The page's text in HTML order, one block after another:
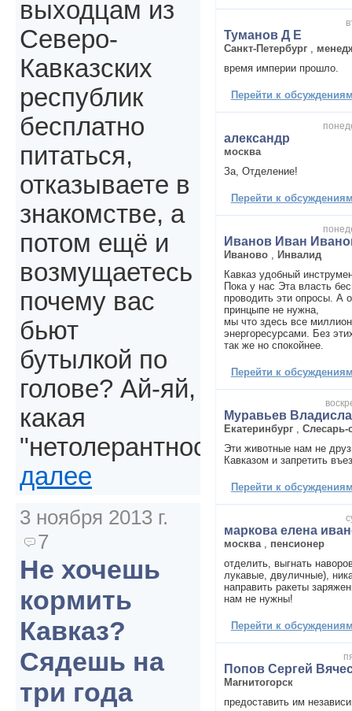
Туманов Д Е
Санкт-Петербург
время империи прошло.
Перейти к
александр
москва
За, Отделение!
Перейти к
Иванов Иван
Иваново
Инвалид
Кавказ удобный
Пока у нас Эта власть
проводить эти опросы. А
принцыпе не нужна,
мы что здесь все
энергоресурсами. Без
так же но спокойнее.
Перейти к
Муравьев
Екатеринбург
Слесарь-
Эти животные нам не
Кавказом и запретить
Перейти к
маркова елена
москва
пенсионер
отделить, выгнать
лукавые, двуличные),
направить ракеты
нам не нужны!
Перейти к
Попов Сергей
Магнитогорск
предоставить им
выходцам из
Северо-
Кавказских
республик
бесплатно
питаться,
отказываете в
знакомстве, а
потом ещё и
возмущаетесь
почему вас
бьют
бутылкой по
голове? Ай-яй,
какая
"нетолерантность".
далее
3 ноября 2013 г.
7
Не хочешь
кормить
Кавказ?
Сядешь на
три года